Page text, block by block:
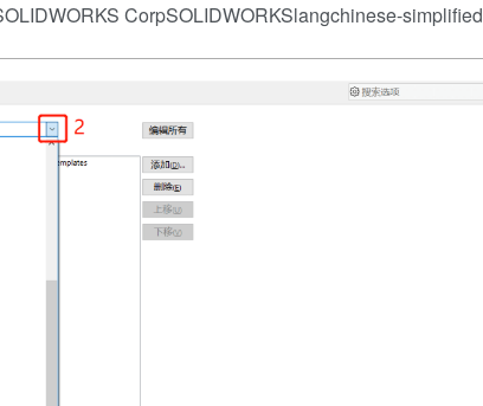
CorpSOLIDWORKSlangchinese-simplified